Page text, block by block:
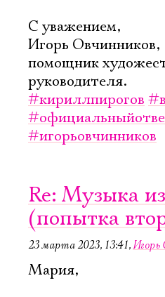
С уважением,
Игорь Овчинников,
помощник
руководителя.
#кириллпирогов
#игорьовчинников
Re: Музыка
(попытка
23 марта 2023, 13:41,Игорь
Мария,